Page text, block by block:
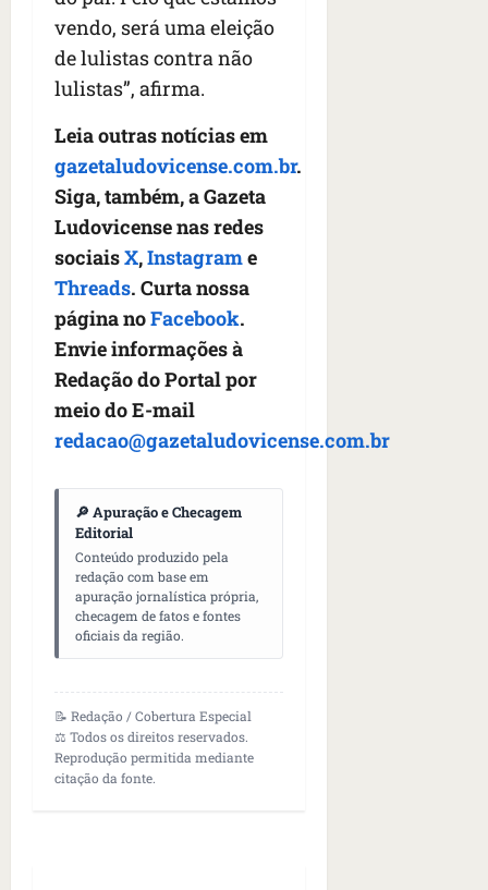
vendo, será uma eleição
de lulistas contra não
lulistas”, afirma.
Leia outras notícias em
gazetaludovicense.com.br.
Siga, também, a Gazeta
Ludovicense nas redes
sociaisX,Instagrame
Threads. Curta nossa
página noFacebook.
Envie informações à
Redação do Portal por
meio do E-mail
redacao@gazetaludovicense.com.br
🔎 Apuração e Checagem
Editorial
Conteúdo produzido pela
redação com base em
apuração jornalística própria,
checagem de fatos e fontes
oficiais da região.
📝 Redação / Cobertura Especial
⚖️ Todos os direitos reservados.
Reprodução permitida mediante
citação da fonte.